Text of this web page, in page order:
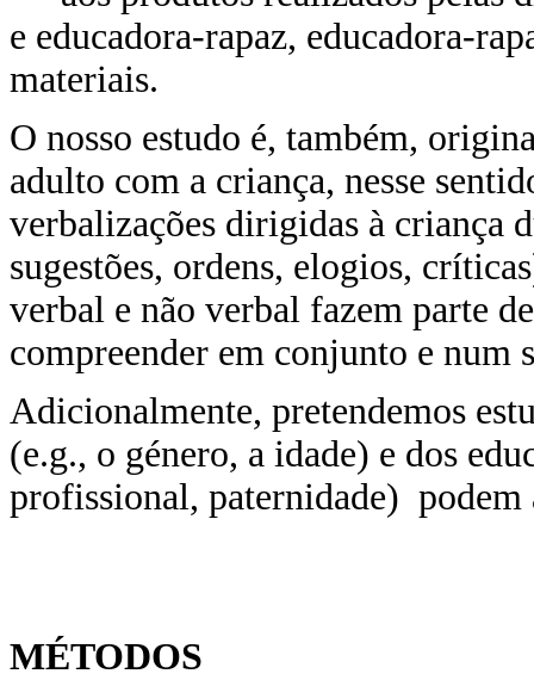
e educadora-rapaz, educadora-
materiais.
O nosso estudo é, também,
adulto com a criança, nesse
verbalizações dirigidas à criança
sugestões, ordens, elogios,
verbal e não verbal fazem parte
compreender em conjunto e num
Adicionalmente, pretendemos
(e.g., o género, a idade) e dos
profissional, paternidade) podem
MÉTODOS